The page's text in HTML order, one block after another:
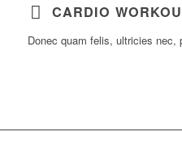
CARDIO
Donec quam felis, ultricies nec,